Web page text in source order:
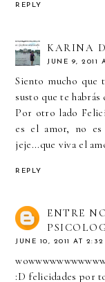
REPLY
KARINA
JUNE 9, 2011
Siento mucho que
susto que te habrás
Por otro lado
es el amor, no
jeje...que viva el
REPLY
ENTRE
JUNE 10, 2011 AT 2:32
:D felicidades por